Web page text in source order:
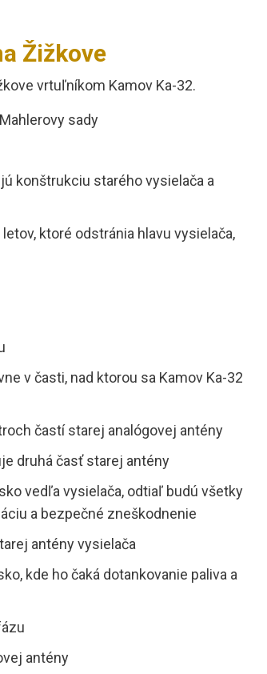
Žižkove
vrtuľníkom Kamov Ka-32.
sady
konštrukciu starého vysielača a
ktoré odstránia hlavu vysielača,
v časti, nad ktorou sa Kamov Ka-32
častí starej analógovej antény
druhá časť starej antény
vedľa vysielača, odtiaľ budú všetky
a bezpečné zneškodnenie
antény vysielača
kde ho čaká dotankovanie paliva a
antény